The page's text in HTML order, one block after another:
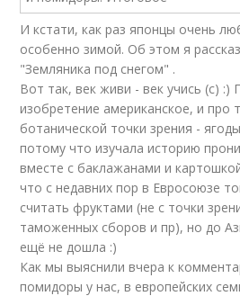
И кстати, как раз японцы очень
особенно зимой. Об этом я
"Земляника под снегом" .
Вот так, век живи - век учись (с)
изобретение американское, и про
ботанической точки зрения -
потому что изучала историю
вместе с баклажанами и
что с недавних пор в Евросоюзе
считать фруктами (не с точки
таможенных сборов и пр), но до
ещё не дошла :)
Как мы выяснили вчера к
помидоры у нас, в европейских